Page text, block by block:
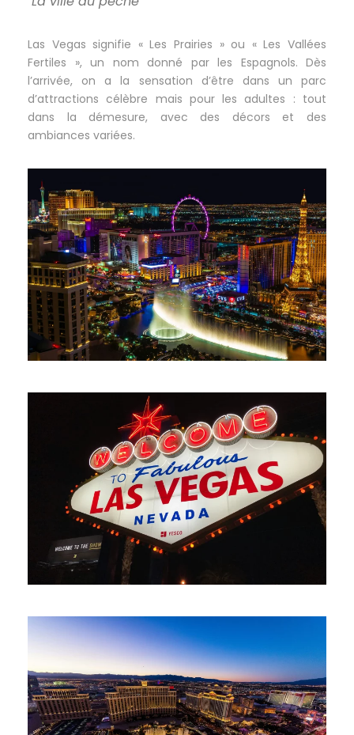
Las Vegas signifie « Les Prairies » ou « Les Vallées
Fertiles », un nom donné par les Espagnols. Dès
l’arrivée, on a la sensation d’être dans un parc
d’attractions célèbre mais pour les adultes : tout
dans la démesure, avec des décors et des
ambiances variées.